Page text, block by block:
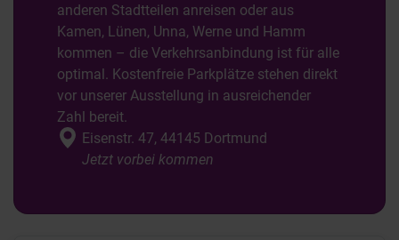
anderen Stadtteilen anreisen oder aus
Kamen, Lünen, Unna, Werne und Hamm
kommen – die Verkehrsanbindung ist für alle
optimal. Kostenfreie Parkplätze stehen direkt
vor unserer Ausstellung in ausreichender
Zahl bereit.
Eisenstr. 47, 44145 Dortmund
Jetzt vorbei kommen